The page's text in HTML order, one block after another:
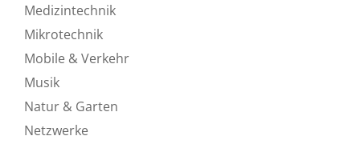
Medizintechnik
Mikrotechnik
Mobile & Verkehr
Musik
Natur & Garten
Netzwerke